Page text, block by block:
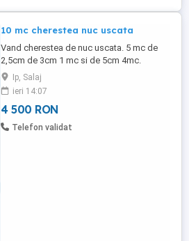
10 mc cherestea nuc uscata
Vand cherestea de nuc uscata. 5 mc de
2,5cm de 3cm 1 mc si de 5cm 4mc.
cherestaua e uscata de uscator. pentru
mai multe detalii sunati la .
Ip, Salaj
ieri 14:07
4 500 RON
Telefon validat